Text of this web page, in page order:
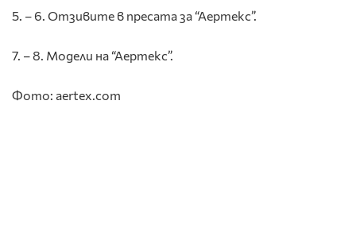
5. – 6. Отзивите в пресата за “Аертекс”.
7. – 8. Модели на “Аертекс”.
Фото: aertex.com